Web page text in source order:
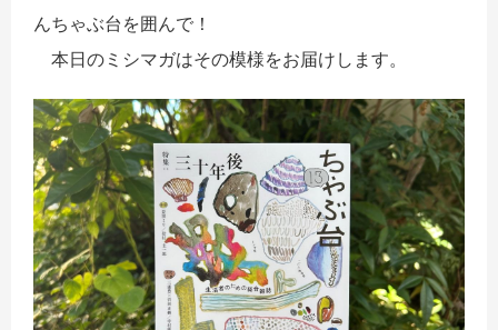
んちゃぶ台を囲んで！
本日のミシマガはその模様をお届けします。